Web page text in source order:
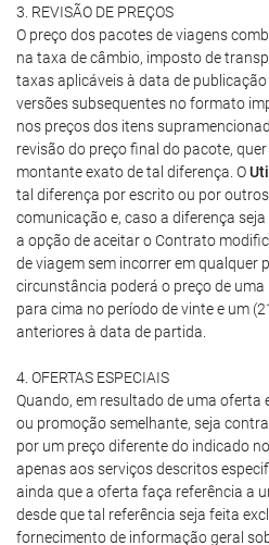
3. REVISÃO DE PREÇOS
O preço dos pacotes de viagens
na taxa de câmbio, imposto de
taxas aplicáveis à data de
versões subsequentes no formato
nos preços dos itens
revisão do preço final do pacote,
montante exato de tal diferença. O
tal diferença por escrito ou por
comunicação e, caso a diferença
a opção de aceitar o Contrato
de viagem sem incorrer em qualquer
circunstância poderá o preço de
para cima no período de vinte e um
anteriores à data de partida.
4. OFERTAS ESPECIAIS
Quando, em resultado de uma oferta
ou promoção semelhante, seja
por um preço diferente do indicado
apenas aos serviços descritos
ainda que a oferta faça referência a
desde que tal referência seja feita
fornecimento de informação geral